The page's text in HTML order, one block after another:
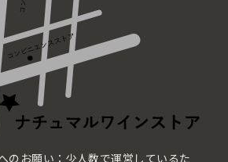
のお願い：少人数で運営しているた